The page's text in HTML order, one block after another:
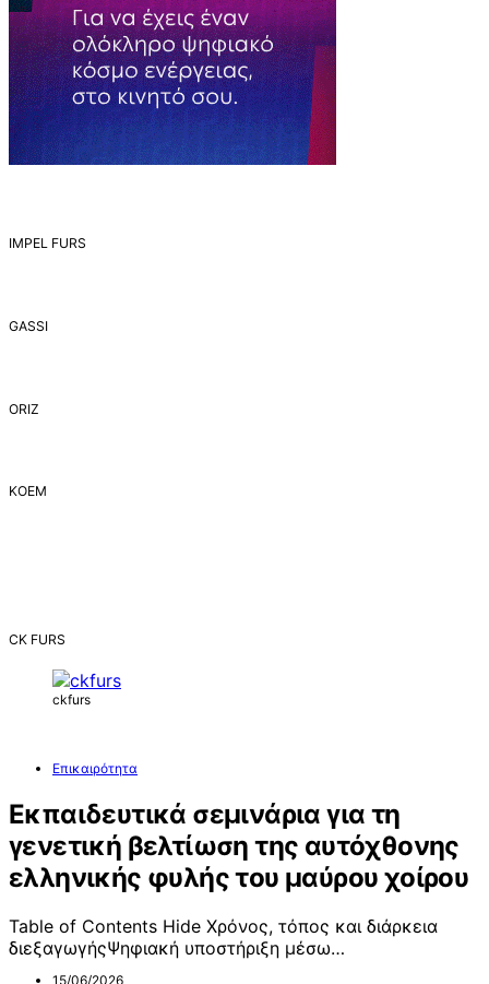
IMPEL FURS
GASSI
ORIZ
ΚΟΕΜ
CK FURS
ckfurs
Επικαιρότητα
Εκπαιδευτικά σεμινάρια για τη
γενετική βελτίωση της αυτόχθονης
ελληνικής φυλής του μαύρου χοίρου
Table of Contents Hide Χρόνος, τόπος και διάρκεια
διεξαγωγήςΨηφιακή υποστήριξη μέσω…
15/06/2026